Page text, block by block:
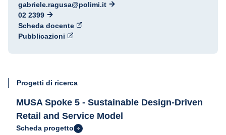
gabriele.ragusa@polimi.it
02 2399
Scheda docente
Pubblicazioni
Progetti di ricerca
MUSA Spoke 5 - Sustainable Design-Driven
Retail and Service Model
Scheda progetto